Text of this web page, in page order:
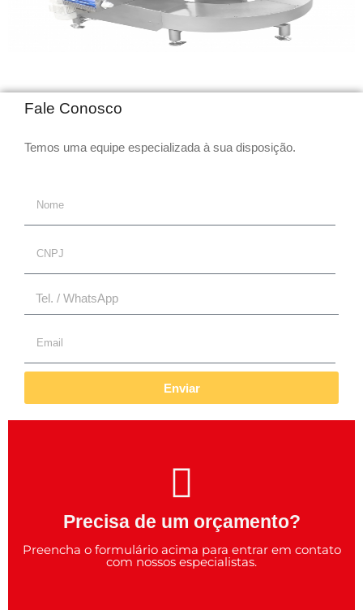
Fale Conosco
Temos uma equipe especializada à sua disposição.
Enviar
Precisa de um orçamento?
Preencha o formulário acima para entrar em contato
com nossos especialistas.